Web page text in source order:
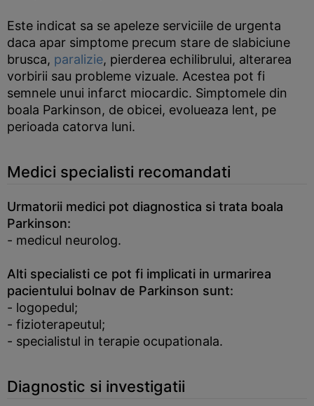
Este indicat sa se apeleze serviciile de urgenta
daca apar simptome precum stare de slabiciune
brusca, paralizie, pierderea echilibrului, alterarea
vorbirii sau probleme vizuale. Acestea pot fi
semnele unui infarct miocardic. Simptomele din
boala Parkinson, de obicei, evolueaza lent, pe
perioada catorva luni.
Medici specialisti recomandati
Urmatorii medici pot diagnostica si trata boala
Parkinson:
- medicul neurolog.
Alti specialisti ce pot fi implicati in urmarirea
pacientului bolnav de Parkinson sunt:
- logopedul;
- fizioterapeutul;
- specialistul in terapie ocupationala.
Diagnostic si investigatii